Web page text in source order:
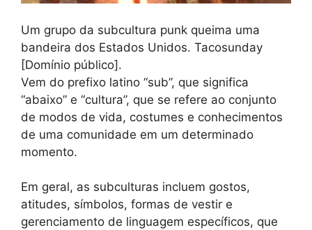
Um grupo da subcultura punk queima uma
bandeira dos Estados Unidos. Tacosunday
[Domínio público].
Vem do prefixo latino “sub”, que significa
“abaixo” e “cultura”, que se refere ao conjunto
de modos de vida, costumes e conhecimentos
de uma comunidade em um determinado
momento.
Em geral, as subculturas incluem gostos,
atitudes, símbolos, formas de vestir e
gerenciamento de linguagem específicos, que